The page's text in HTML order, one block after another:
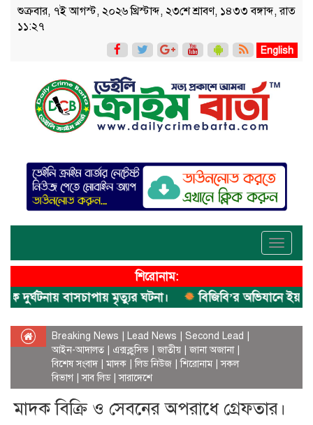
শুক্রবার, ৭ই আগস্ট, ২০২৬ খ্রিস্টাব্দ, ২৩শে শ্রাবণ, ১৪৩৩ বঙ্গাব্দ, রাত
১১:২৭
English
Toggle
শিরোনাম:
বাসচাপায় মৃত্যুর ঘটনা।
বিজিবি’র অভিযানে ইয়াবা
Breaking News Lead News Second Lead
আইন-আদালত
এক্সক্লুসিভ |জাতীয় |জানা অজানা|
বিশেষ সংবাদ|মাদক |লিড নিউজ |শিরোনাম|সকল
বিভাগ|সাব লিড|সারাদেশে
মাদক বিক্রি ও সেবনের অপরাধে গ্রেফতার।